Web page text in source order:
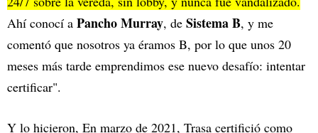
Ahí conocí a Pancho Murray, de Sistema B, y me
comentó que nosotros ya éramos B, por lo que unos 20
meses más tarde emprendimos ese nuevo desafío: intentar
certificar".
Y lo hicieron, En marzo de 2021, Trasa certifició como